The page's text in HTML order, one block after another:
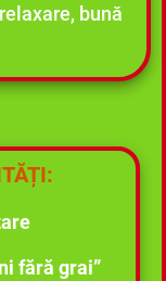
bună
fără grai”